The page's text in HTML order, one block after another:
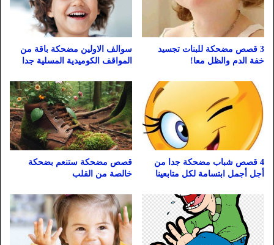
3 قصص مضحكة للبنات تجسيد
خفة الدم والظل معا!
سوالف الاولين مضحكة باقة من
المواقف الكوميدية المسلية جدا
4 قصص شباب مضحكة جدا من
أجل أجمل ابتسامة لكل متابعينا
قصص مضحكة ستنعم بضحكة
خالصة من القلب